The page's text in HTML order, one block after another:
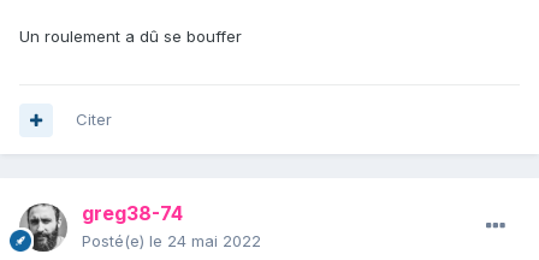
Un roulement a dû se bouffer
Citer
greg38-74
Posté(e) le 24 mai 2022